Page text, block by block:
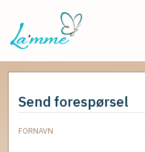
Send forespørsel
FORNAVN